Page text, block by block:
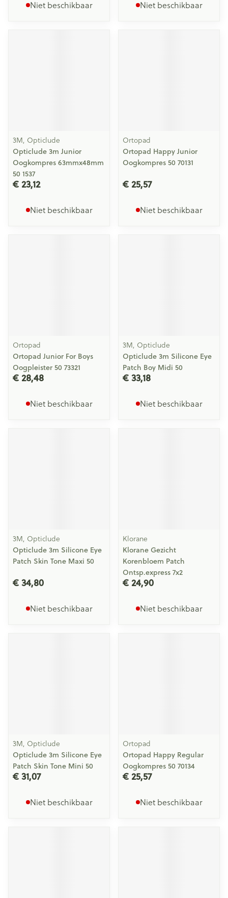
Niet beschikbaar Niet beschikbaar
3M, Opticlude
Opticlude 3m Junior
Oogkompres 63mmx48mm
50 1537
€ 23,12
Niet beschikbaar
Ortopad
Ortopad Happy Junior
Oogkompres 50 70131
€ 25,57
Niet beschikbaar
Ortopad
Ortopad Junior For Boys
Oogpleister 50 73321
€ 28,48
Niet beschikbaar
3M, Opticlude
Opticlude 3m Silicone Eye
Patch Boy Midi 50
€ 33,18
Niet beschikbaar
3M, Opticlude
Opticlude 3m Silicone Eye
Patch Skin Tone Maxi 50
€ 34,80
Niet beschikbaar
Klorane
Klorane Gezicht
Korenbloem Patch
Ontsp.express 7x2
€ 24,90
Niet beschikbaar
3M, Opticlude
Opticlude 3m Silicone Eye
Patch Skin Tone Mini 50
€ 31,07
Niet beschikbaar
Ortopad
Ortopad Happy Regular
Oogkompres 50 70134
€ 25,57
Niet beschikbaar